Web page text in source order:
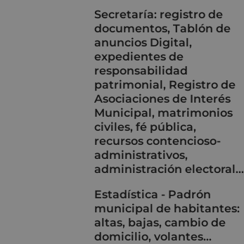
Secretaría: registro de
documentos, Tablón de
anuncios Digital,
expedientes de
responsabilidad
patrimonial, Registro de
Asociaciones de Interés
Municipal, matrimonios
civiles, fé pública,
recursos contencioso-
administrativos,
administración electoral…
Estadística - Padrón
municipal de habitantes:
altas, bajas, cambio de
domicilio, volantes...